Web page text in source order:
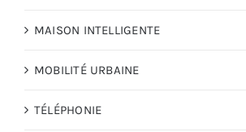
MAISON INTELLIGENTE
MOBILITÉ URBAINE
TÉLÉPHONIE